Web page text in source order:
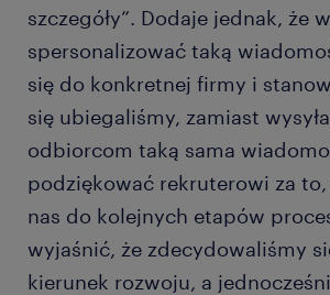
szczegóły”. Dodaje jednak, że
spersonalizować taką
się do konkretnej firmy i
się ubiegaliśmy, zamiast
odbiorcom taką sama
podziękować rekruterowi za to,
nas do kolejnych etapów
wyjaśnić, że zdecydowaliśmy
kierunek rozwoju, a